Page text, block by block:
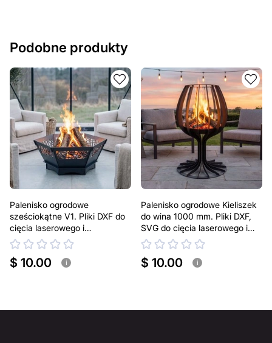
Podobne produkty
Palenisko ogrodowe
sześciokątne V1. Pliki DXF do
cięcia laserowego i
plazmowego
$ 10.00 i
Palenisko ogrodowe Kieliszek
do wina 1000 mm. Pliki DXF,
SVG do cięcia laserowego i
plazmowego
$ 10.00 i